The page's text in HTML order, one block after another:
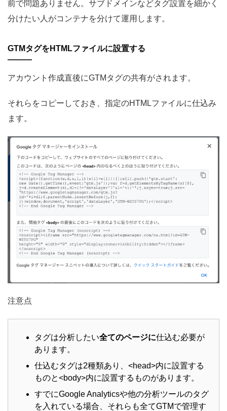
前で問題ありません。サブドメインなどタグ設置を細かく
分けたい人がコンテナを分けて運用します。
GTMタグをHTMLファイルに設置する
アカウント作成直後にGTMタグの共有がされます。
それらをコピーしておき、指定のHTMLファイルに仕込み
ます。
注意点
タグは分析したい全てのページに仕込む必要が
あります。
仕込むタグは2種類あり、<head>内に設置する
ものと<body>内に設置するものがあります。
すでにGoogle Analyticsや他の分析ツールのタグ
を入れている場合、それらも全てGTMで管理す